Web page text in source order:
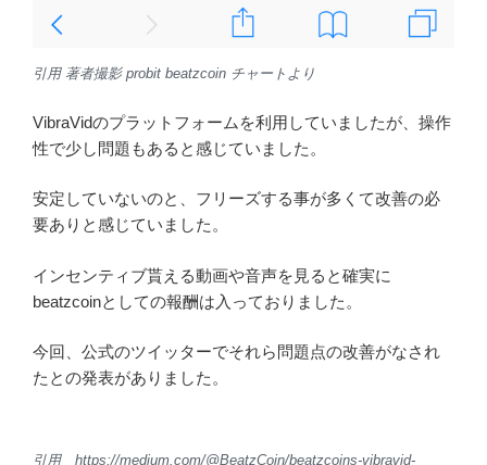
引用 著者撮影 probit beatzcoin チャートより
VibraVidのプラットフォームを利用していましたが、操作
性で少し問題もあると感じていました。
安定していないのと、フリーズする事が多くて改善の必
要ありと感じていました。
インセンティブ貰える動画や音声を見ると確実に
beatzcoinとしての報酬は入っておりました。
今回、公式のツイッターでそれら問題点の改善がなされ
たとの発表がありました。